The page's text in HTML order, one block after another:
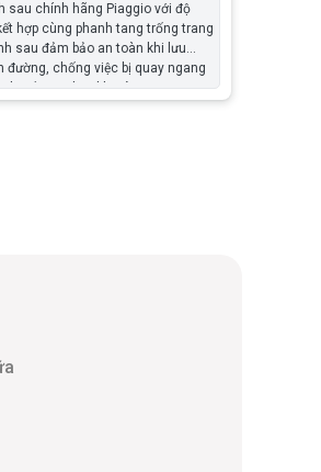
sau chính hãng Piaggio với độ
hợp cùng phanh tang trống trang
sau đảm bảo an toàn khi lưu
đường, chống việc bị quay ngang
gấp đặc biệt khi vào cua. Việc